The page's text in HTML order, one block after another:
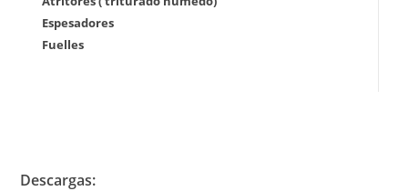
Espesadores
Fuelles
Descargas: